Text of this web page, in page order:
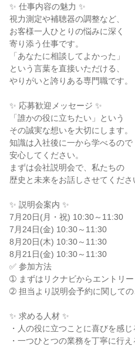
✨ 仕事内容の魅力 ✨
視力測定や補聴器の調整など、
お客様一人ひとりの悩みに深く
寄り添う仕事です。
「あなたに相談してよかった」
という言葉を直接いただける、
やりがいと誇りある専門職です。
✨ 応募歓迎メッセージ ✨
「誰かの役に立ちたい」という
その誠実な想いを大切にします。
知識は入社後に一から学べるので
安心してください。
まずは会社説明会で、私たちの
歴史と未来をお話しさせてくださ
✨ 説明会案内 ✨
7月20日(月・祝) 10:30～11:30
7月24日(金) 10:30～11:30
8月20日(木) 10:30～11:30
8月21日(金) 10:30～11:30
✅ 参加方法
➀ まずはリクナビからエントリー
➁ 担当より説明会予約に関して
✨ 求める人材 ✨
・人の役に立つことに喜びを感じ
・一つひとつの業務を丁寧に行え